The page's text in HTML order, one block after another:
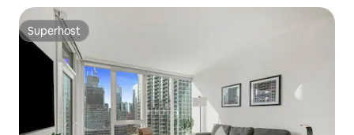
Superhost
Superhost